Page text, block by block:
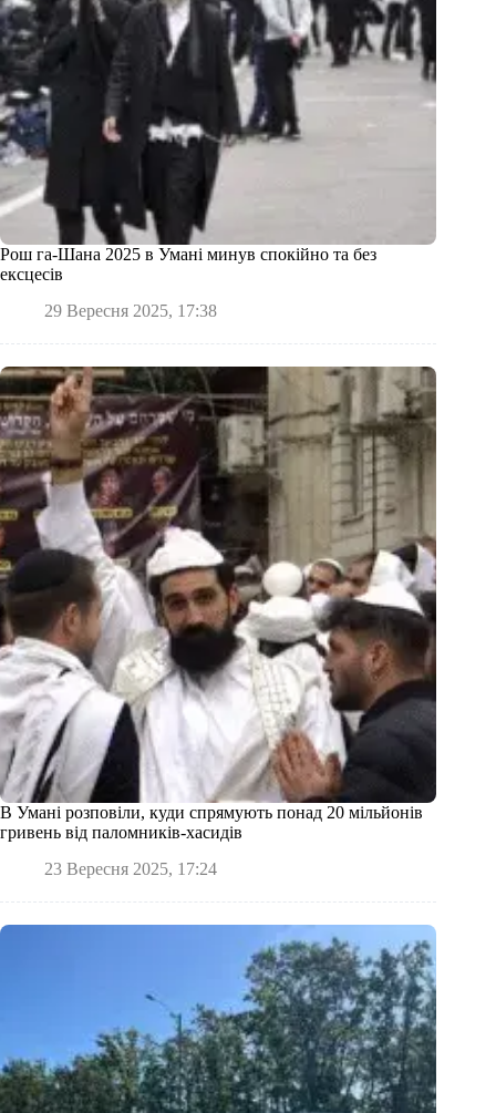
Рош га-Шана 2025 в Умані минув спокійно та без
ексцесів
29 Вересня 2025, 17:38
В Умані розповіли, куди спрямують понад 20 мільйонів
гривень від паломників-хасидів
23 Вересня 2025, 17:24